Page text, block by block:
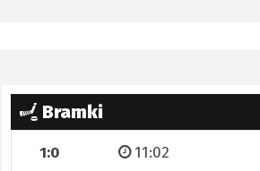
Bramki
1:0
11:02